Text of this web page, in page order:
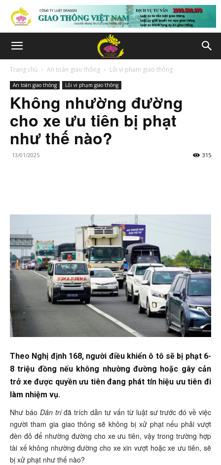
Trang chủ An toàn giao thông Lỗi vi phạm giao thông
An toàn giao thông Lỗi vi phạm giao thông
Không nhường đường
cho xe ưu tiên bị phạt
như thế nào?
13/01/2025 315
Theo Nghị định 168, người điều khiển ô tô sẽ bị phạt 6-
8 triệu đồng nếu không nhường đường hoặc gây cản
trở xe được quyền ưu tiên đang phát tín hiệu ưu tiên đi
làm nhiệm vụ.
Như báo Dân tríđã trích dẫn tư vấn từ luật sư trước đó về việc
người tham gia giao thông sẽ không bị xử phạt nếu phải vượt
đèn đỏ để nhường đường cho xe ưu tiên, vậy trong trường hợp
tài xế không nhường đường cho xe xin vượt hoặc xe ưu tiên, sẽ
bị xử phạt như thế nào?